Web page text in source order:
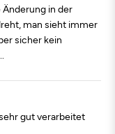
in der
man sieht immer
sicher kein
gut verarbeitet